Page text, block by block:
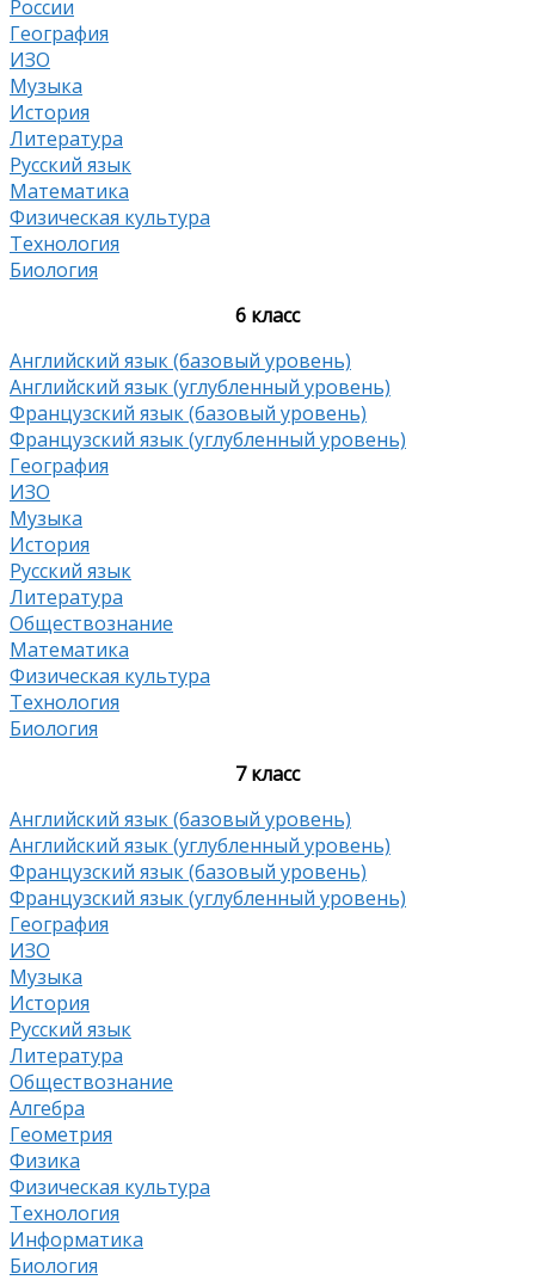
России
География
ИЗО
Музыка
История
Литература
Русский язык
Математика
Физическая культура
Технология
Биология
6 класс
Английский язык (базовый уровень)
Английский язык (углубленный уровень)
Французский язык (базовый уровень)
Французский язык (углубленный уровень)
География
ИЗО
Музыка
История
Русский язык
Литература
Обществознание
Математика
Физическая культура
Технология
Биология
7 класс
Английский язык (базовый уровень)
Английский язык (углубленный уровень)
Французский язык (базовый уровень)
Французский язык (углубленный уровень)
География
ИЗО
Музыка
История
Русский язык
Литература
Обществознание
Алгебра
Геометрия
Физика
Физическая культура
Технология
Информатика
Биология